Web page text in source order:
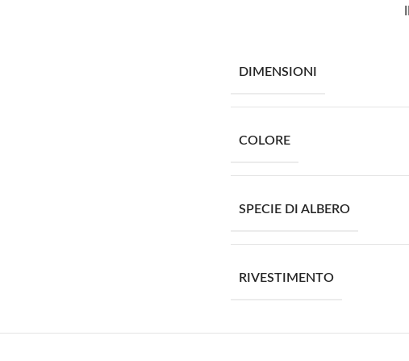
DIMENSIONI
COLORE
SPECIE DI ALBERO
RIVESTIMENTO